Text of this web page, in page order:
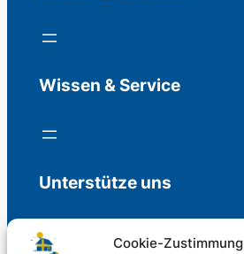
Cookie-Zustimmung
Wissen & Service
Unterstütze uns